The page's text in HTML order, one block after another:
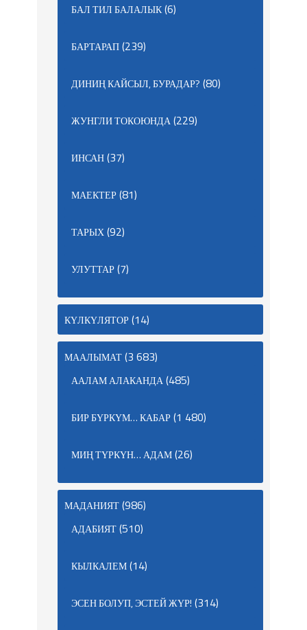
БАЛ ТИЛ БАЛАЛЫК(6)
БАРТАРАП(239)
ДИНИҢ КАЙСЫЛ, БУРАДАР? (80)
ЖУНГЛИ ТОКОЮНДА(229)
ИНСАН(37)
МАЕКТЕР(81)
ТАРЫХ(92)
УЛУТТАР(7)
КҮЛКҮЛЯТОР(14)
МААЛЫМАТ(3 683)
ААЛАМ АЛАКАНДА(485)
БИР БҮРКҮМ… КАБАР(1 480)
МИҢ ТҮРКҮН… АДАМ(26)
МАДАНИЯТ(986)
АДАБИЯТ(510)
КЫЛКАЛЕМ(14)
ЭСЕН БОЛУП, ЭСТЕЙ ЖҮР! (314)